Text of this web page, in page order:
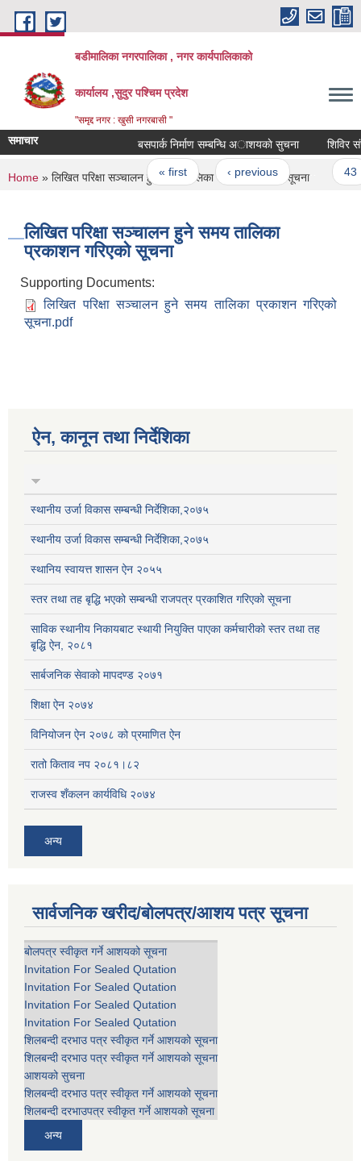
Skip to main content
बडीमालिका नगरपालिका , नगर कार्यपालिकाको
कार्यालय ,सुदुर पश्चिम प्रदेश
"समृद्द नगर : खुसी नगरबासी "
समाचार बसपार्क निर्माण सम्बन्धि अाशयकाे सुचना शिविर
Pages
« first ‹ previous …
You are here
Home » लिखित परिक्षा सञ्चालन हुने समय तालिका प्रकाशन गरिएको सूचना
लिखित परिक्षा सञ्चालन हुने समय तालिका
प्रकाशन गरिएको सूचना
Supporting Documents:
लिखित परिक्षा सञ्चालन हुने समय तालिका प्रकाशन गरिएको
सूचना.pdf
ऐन, कानून तथा निर्देशिका
स्थानीय उर्जा विकास सम्बन्धी निर्देशिका,२०७५
स्थानीय उर्जा विकास सम्बन्धी निर्देशिका,२०७५
स्थानिय स्वायत्त शासन ऐन २०५५
स्तर तथा तह बृद्धि भएको सम्बन्धी राजपत्र प्रकाशित गरिएको सूचना
साविक स्थानीय निकायबाट स्थायी नियुक्ति पाएका कर्मचारीको स्तर तथा तह
बृद्धि ऐन, २०८१
सार्बजनिक सेवाको मापदण्ड २०७१
शिक्षा ऐन २०७४
विनियोजन ऐन २०७८ को प्रमाणित ऐन
रातो किताव नप २०८१।८२
राजस्व शँकलन कार्यविधि २०७४
अन्य
सार्वजनिक खरीद/बोलपत्र/आशय पत्र सूचना
बोलपत्र स्वीकृत गर्ने आशयको सूचना
Invitation For Sealed Qutation
Invitation For Sealed Qutation
Invitation For Sealed Qutation
Invitation For Sealed Qutation
शिलबन्दी दरभाउ पत्र स्वीकृत गर्ने आशयको सूचना
शिलबन्दी दरभाउ पत्र स्वीकृत गर्ने आशयको सूचना
आशयको सुचना
शिलबन्दी दरभाउ पत्र स्वीकृत गर्ने आशयको सूचना
शिलबन्दी दरभाउपत्र स्वीकृत गर्ने आशयको सूचना
अन्य